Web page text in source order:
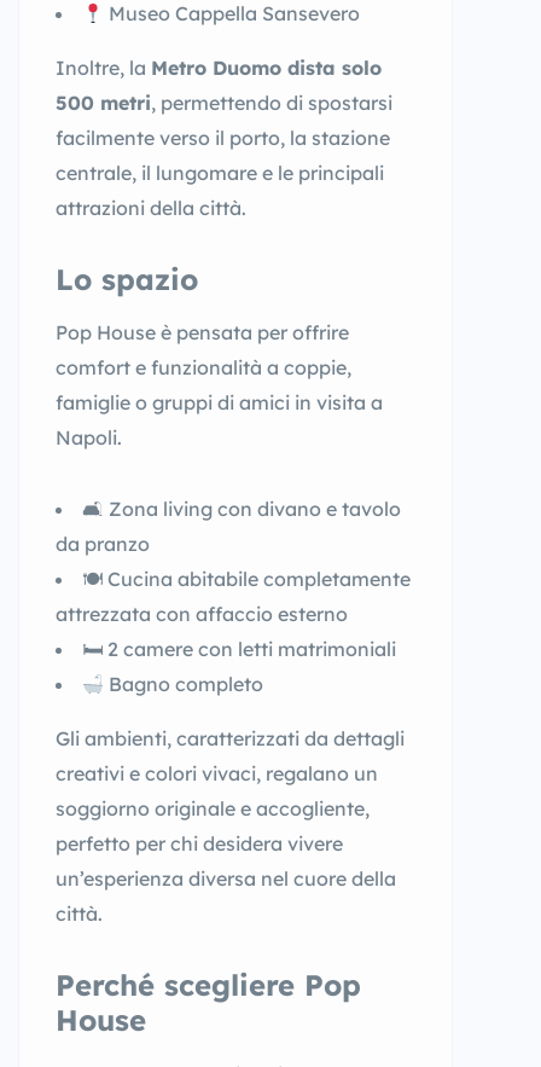
Museo Cappella Sansevero
Inoltre, la Metro Duomo dista solo
500 metri, permettendo di spostarsi
facilmente verso il porto, la stazione
centrale, il lungomare e le principali
attrazioni della città.
Lo spazio
Pop House è pensata per offrire
comfort e funzionalità a coppie,
famiglie o gruppi di amici in visita a
Napoli.
🛋 Zona living con divano e tavolo
da pranzo
🍽 Cucina abitabile completamente
attrezzata con affaccio esterno
🛏 2 camere con letti matrimoniali
Bagno completo
Gli ambienti, caratterizzati da dettagli
creativi e colori vivaci, regalano un
soggiorno originale e accogliente,
perfetto per chi desidera vivere
un’esperienza diversa nel cuore della
città.
Perché scegliere Pop
House